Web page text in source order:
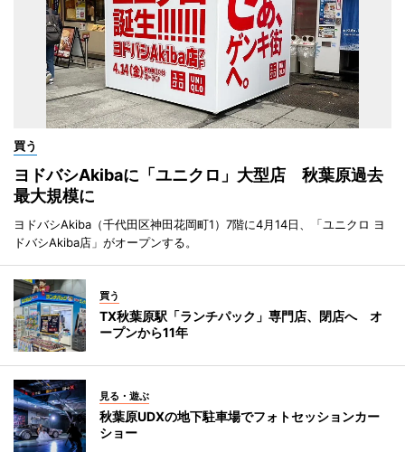
買う
ヨドバシAkibaに「ユニクロ」大型店 秋葉原過去
最大規模に
ヨドバシAkiba（千代田区神田花岡町1）7階に4月14日、「ユニクロ ヨ
ドバシAkiba店」がオープンする。
買う
TX秋葉原駅「ランチパック」専門店、閉店へ オ
ープンから11年
見る・遊ぶ
秋葉原UDXの地下駐車場でフォトセッションカー
ショー